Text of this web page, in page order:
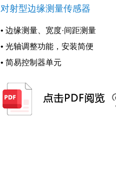
对射型边缘测量传感器
• 边缘测量、宽度·间距测量
• 光轴调整功能，安装简便
• 简易控制器单元